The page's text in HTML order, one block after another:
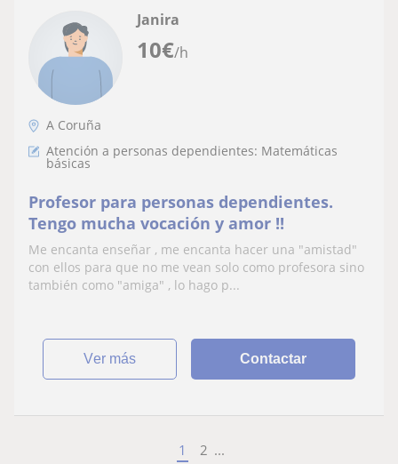
10€/h
Janira
A Coruña
Atención a personas dependientes: Matemáticas
básicas
Profesor para personas dependientes.
Tengo mucha vocación y amor !!
Me encanta enseñar , me encanta hacer una "amistad"
con ellos para que no me vean solo como profesora sino
también como "amiga" , lo hago p...
ver más Contactar
1 2 ...